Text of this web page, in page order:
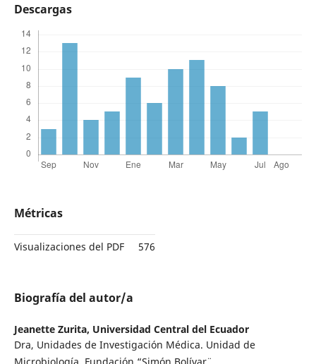
Descargas
Métricas
Visualizaciones del PDF 576
Biografía del autor/a
Jeanette Zurita, Universidad Central del Ecuador
Dra, Unidades de Investigación Médica. Unidad de